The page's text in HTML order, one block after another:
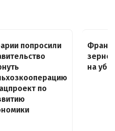
попросили
по
зерно
на